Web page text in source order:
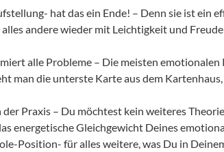
hat das ein Ende! – Denn sie ist ein
andere wieder mit Leichtigkeit und
alle Probleme – Die meisten
man die unterste Karte aus dem
der Praxis – Du möchtest kein weiteres
energetische Gleichgewicht Deines
Position- für alles weitere, was Du in